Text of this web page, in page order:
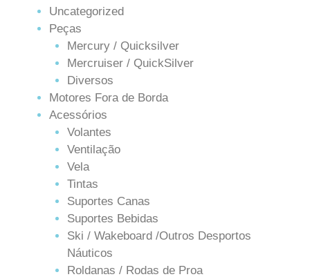
Uncategorized
Peças
Mercury / Quicksilver
Mercruiser / QuickSilver
Diversos
Motores Fora de Borda
Acessórios
Volantes
Ventilação
Vela
Tintas
Suportes Canas
Suportes Bebidas
Ski / Wakeboard /Outros Desportos
Náuticos
Roldanas / Rodas de Proa